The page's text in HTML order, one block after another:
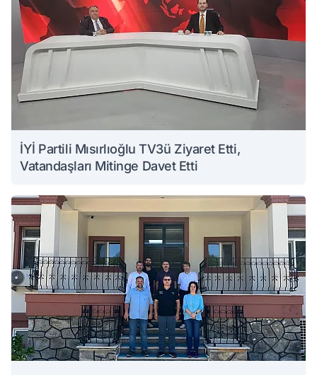
İYİ Partili Mısırlıoğlu TV3ü Ziyaret Etti,
Vatandaşları Mitinge Davet Etti